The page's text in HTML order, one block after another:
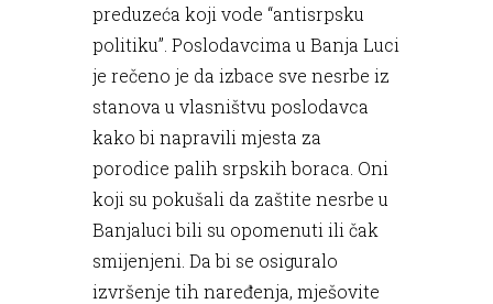
preduzeća koji vode “antisrpsku
politiku”. Poslodavcima u Banja Luci
je rečeno je da izbace sve nesrbe iz
stanova u vlasništvu poslodavca
kako bi napravili mjesta za
porodice palih srpskih boraca. Oni
koji su pokušali da zaštite nesrbe u
Banjaluci bili su opomenuti ili čak
smijenjeni. Da bi se osiguralo
izvršenje tih naređenja, mješovite